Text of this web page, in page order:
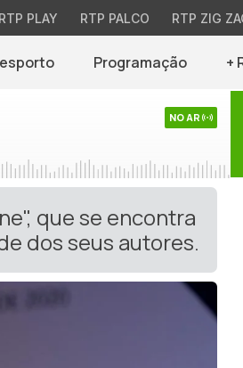
RTP PLAY RTP PALCO RTP ZIG
Programação +
NO AR
que se encontra
dos seus autores.